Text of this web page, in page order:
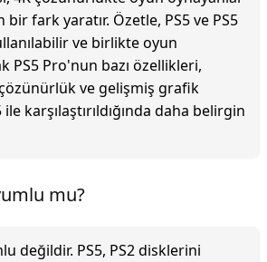
fark yaratır. Özetle, PS5 ve PS5
ve birlikte oyun
PS5 Pro'nun bazı özellikleri,
ve gelişmiş grafik
karşılaştırıldığında daha belirgin
mu?
değildir. PS5, PS2 disklerini